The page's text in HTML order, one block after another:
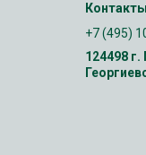
Контакты
+7 (495)
124498